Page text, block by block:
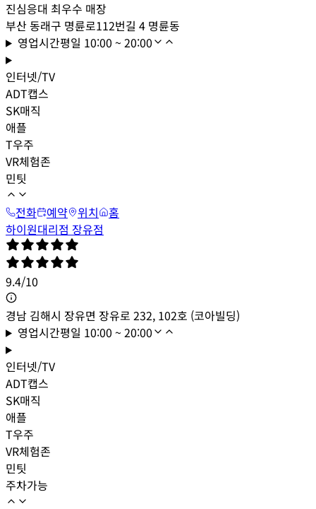
진심응대 최우수 매장
부산 동래구 명륜로112번길 4 명륜동
영업시간평일 10:00 ~ 20:00
인터넷/TV
ADT캡스
SK매직
애플
T우주
VR체험존
민팃
전화
예약 위치
홈
하이원대리점 장유점
9.4/10
경남 김해시 장유면 장유로 232, 102호 (코아빌딩)
영업시간평일 10:00 ~ 20:00
인터넷/TV
ADT캡스
SK매직
애플
T우주
VR체험존
민팃
주차가능